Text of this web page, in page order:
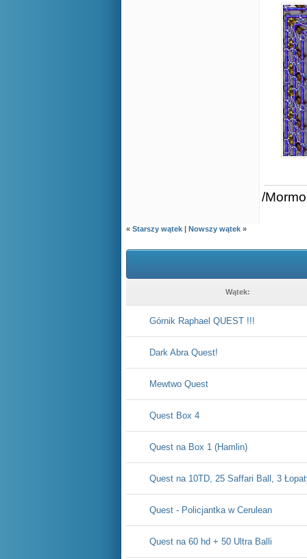
/
« Starszy wątek | Nowszy wątek »
Wątek:
Górnik Raphael QUEST !!!
Dark Abra Quest!
Mewtwo Quest
Quest Box 4
Quest na Box 1 (Hamlin)
Quest na 10TD, 25 Saffari Ball, 3
Quest - Policjantka w Cerulean
Quest na 60 hd + 50 Ultra Balli